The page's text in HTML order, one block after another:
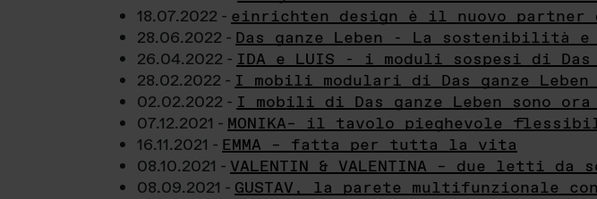
18.07.2022 - einrichten design è il nuovo partner
28.06.2022 - Das ganze Leben - La sostenibilità e
26.04.2022 - IDA e LUIS - i moduli sospesi di Das
28.02.2022 - I mobili modulari di Das ganze
02.02.2022 - I mobili di Das ganze Leben sono
07.12.2021 - MONIKA– il tavolo pieghevole
16.11.2021 - EMMA – fatta per tutta la vita
08.10.2021 - VALENTIN & VALENTINA – due letti da
08.09.2021 - GUSTAV, la parete multifunzionale